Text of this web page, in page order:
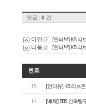
댓글 : 0 건
이전글 [인터뷰] KB 리
다음글 [인터뷰] KB 리
번호
15 [인터뷰] KB 리브
14 [매체] EBS 건축탐